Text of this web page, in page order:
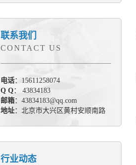
联系我们
CONTACT US
电话：15611258074
Q Q： 43834183
邮箱：43834183@qq.com
地址：北京市大兴区黄村安顺南路
行业动态